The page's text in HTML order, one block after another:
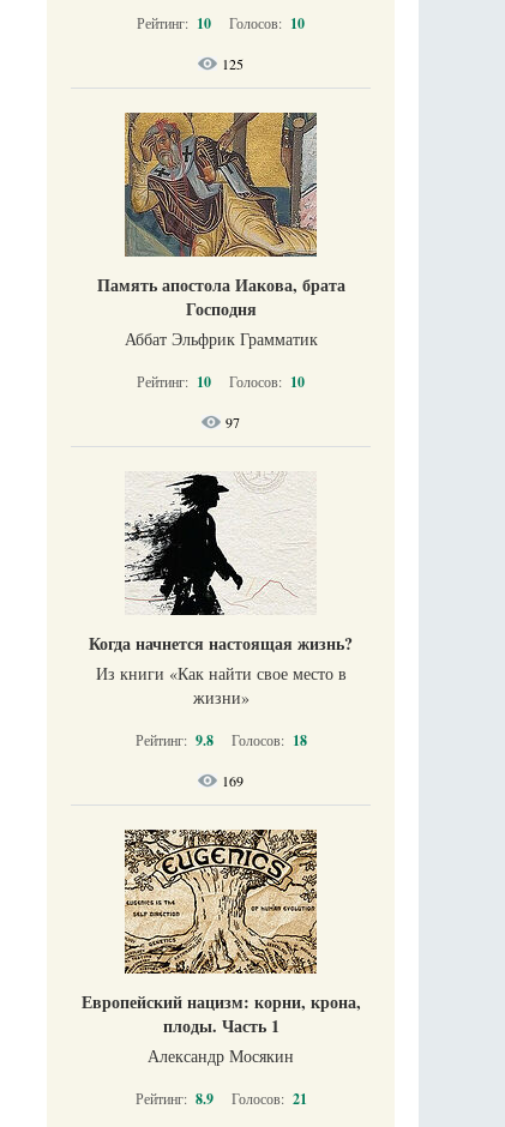
Рейтинг: 10 Голосов: 10
125
Память апостола Иакова, брата
Господня
Аббат Эльфрик Грамматик
Рейтинг: 10 Голосов: 10
97
Когда начнется настоящая жизнь?
Из книги «Как найти свое место в
жизни​»
Рейтинг: 9.8 Голосов: 18
169
Европейский нацизм: корни, крона,
плоды. Часть 1
Александр Мосякин
Рейтинг: 8.9 Голосов: 21